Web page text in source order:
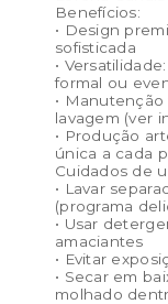
Benefícios:
• Design
sofisticada
•
formal ou
•
lavagem (ver
• Produção
única a cada
Cuidados de
• Lavar
(programa
• Usar
amaciantes
• Evitar
• Secar em
molhado